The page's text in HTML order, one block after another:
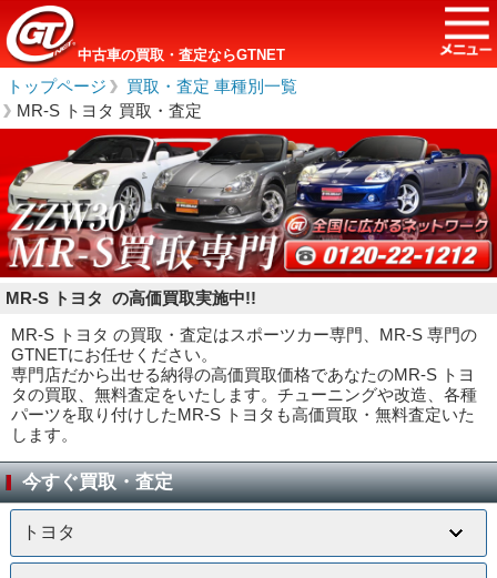
中古車の買取・査定ならGTNET
トップページ ＞
買取・査定 車種別一覧
＞
MR-S トヨタ 買取・査定
MR-S トヨタ の高価買取実施中!!
MR-S トヨタ の買取・査定はスポーツカー専門、MR-S 専門の
GTNETにお任せください。
専門店だから出せる納得の高価買取価格であなたのMR-S トヨ
タの買取、無料査定をいたします。チューニングや改造、各種
パーツを取り付けしたMR-S トヨタも高価買取・無料査定いた
します。
今すぐ買取・査定